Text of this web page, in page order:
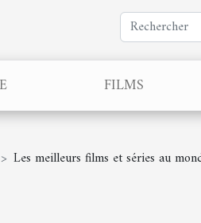
FILMS
Les meilleurs films et séries au